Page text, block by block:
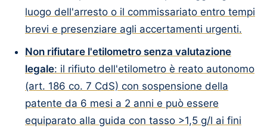
luogo dell'arresto o il commissariato entro tempi
brevi e presenziare agli accertamenti urgenti.
Non rifiutare l'etilometro senza valutazione
legale: il rifiuto dell'etilometro è reato autonomo
(art. 186 co. 7 CdS) con sospensione della
patente da 6 mesi a 2 anni e può essere
equiparato alla guida con tasso >1,5 g/l ai fini